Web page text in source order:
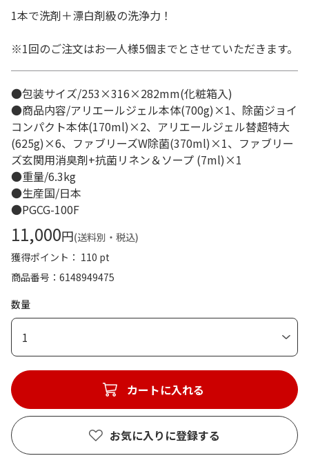
1本で洗剤＋漂白剤級の洗浄力！
※1回のご注文はお一人様5個までとさせていただきます。
●包装サイズ/253×316×282mm(化粧箱入)
●商品内容/アリエールジェル本体(700g)×1、除菌ジョイ
コンパクト本体(170ml)×2、アリエールジェル替超特大
(625g)×6、ファブリーズW除菌(370ml)×1、ファブリー
ズ玄関用消臭剤+抗菌リネン＆ソープ (7ml)×1
●重量/6.3kg
●生産国/日本
●PGCG-100F
11,000円(送料別・税込)
獲得ポイント： 110 pt
商品番号
6148949475
数量
1
カートに入れる
お気に入りに登録する